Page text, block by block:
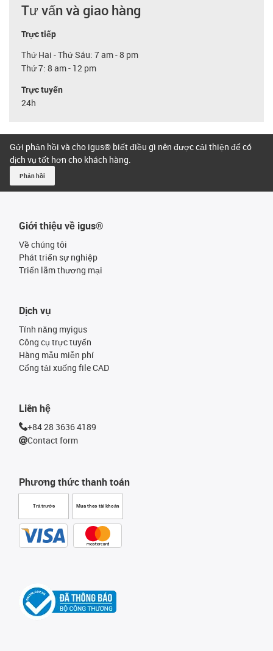
Tư vấn và giao hàng
Trực tiếp
Thứ Hai - Thứ Sáu: 7 am - 8 pm
Thứ 7: 8 am - 12 pm
Trực tuyến
24h
Gửi phản hồi và cho igus® biết điều gì nên được cải thiện để có
dịch vụ tốt hơn cho khách hàng.
Phản hồi
Giới thiệu về igus®
Về chúng tôi
Phát triển sự nghiệp
Triển lãm thương mại
Phương thức thanh toán
Trả trước Mua theo tài khoản
Dịch vụ
Tính năng myigus
Công cụ trực tuyến
Hàng mẫu miễn phí
Cổng tải xuống file CAD
Liên hệ
+84 28 3636 4189
Contact form